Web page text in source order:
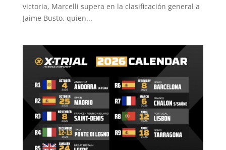
victoria, Marcelli supera en la clasificación general a
Jaime Busto, quien...